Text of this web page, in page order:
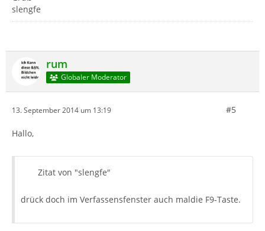
slengfe
rum
Globaler Moderator
13. September 2014 um 13:19 #5
Hallo,
Zitat von "slengfe"
drück doch im Verfassensfenster auch maldie F9-Taste.